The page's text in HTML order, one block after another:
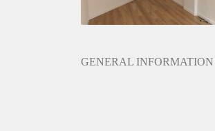
GENERAL INFORMATION